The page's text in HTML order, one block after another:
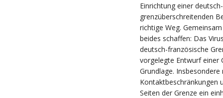
Einrichtung einer
grenzüberschreitenden
richtige Weg.
beides schaffen: Das
deutsch-französische
vorgelegte Entwurf einer
Grundlage.
Kontaktbeschränkungen
Seiten der Grenze ein